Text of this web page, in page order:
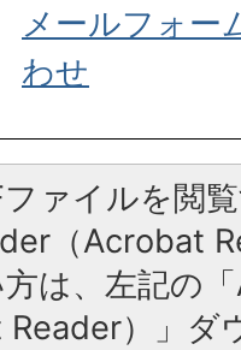
メールフォー
わせ
ファイルを閲
（Acrobat
は、左記の
）」ダ